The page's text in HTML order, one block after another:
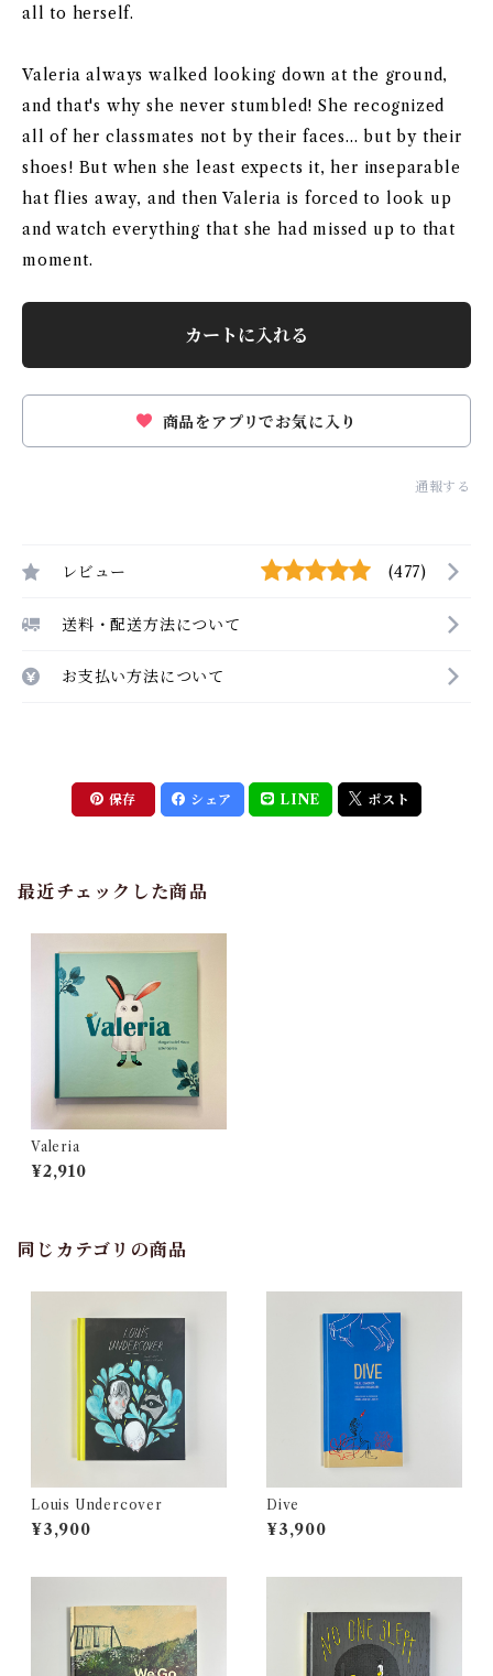
all to herself.
Valeria always walked looking down at the ground,
and that's why she never stumbled! She recognized
all of her classmates not by their faces... but by their
shoes! But when she least expects it, her inseparable
hat flies away, and then Valeria is forced to look up
and watch everything that she had missed up to that
moment.
カートに入れる
商品をアプリでお気に入り
通報する
レビュー (477)
送料・配送方法について
お支払い方法について
保存 シェア LINE ポスト
最近チェックした商品
Valeria
¥2,910
同じカテゴリの商品
Louis Undercover
¥3,900
Dive
¥3,900